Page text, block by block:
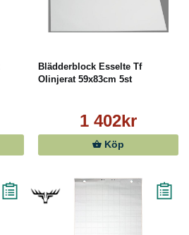
Blädderblock Esselte Tf
Olinjerat 59x83cm 5st
1 402kr
Köp